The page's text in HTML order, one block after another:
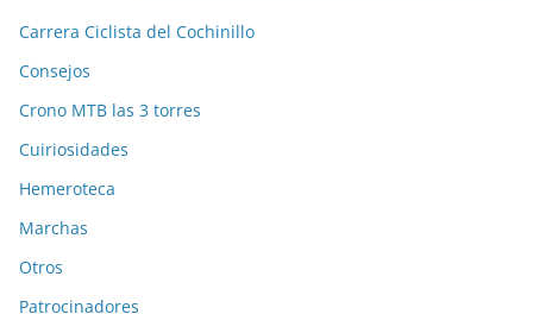
Carrera Ciclista del Cochinillo
Consejos
Crono MTB las 3 torres
Cuiriosidades
Hemeroteca
Marchas
Otros
Patrocinadores